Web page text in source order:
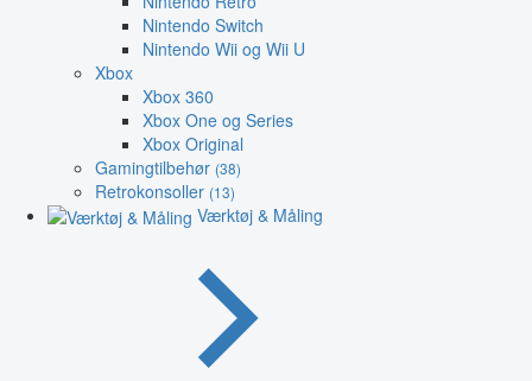
Nintendo Switch
Nintendo Wii og Wii U
Xbox
Xbox 360
Xbox One og Series
Xbox Original
Gamingtilbehør (38)
Retrokonsoller (13)
Værktøj & Måling